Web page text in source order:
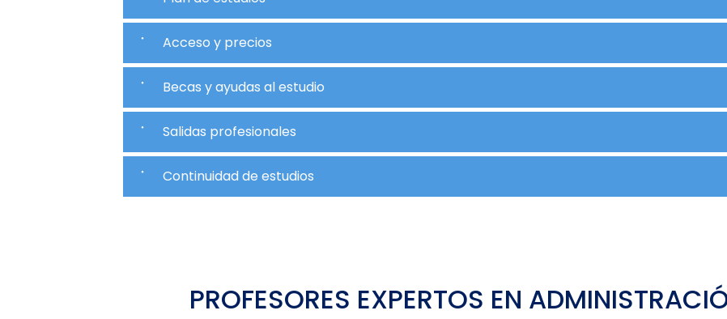
Acceso y precios
Becas y ayudas al estudio
Salidas profesionales
Continuidad de estudios
PROFESORES EXPERTOS EN